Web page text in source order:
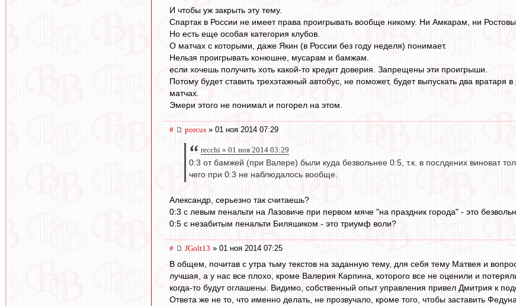
И чтобы уж закрыть эту тему.
Спартак в России не имеет права проигрывать вообще никому. Ни Амкарам, ни
Но есть еще особая категория клубов.
О матчах с которыми, даже Якин (в России без году неделя) понимает.
Нельзя проигрывать конюшне, мусарам и бамжам.
если хочешь получить хоть какой-то кредит доверия. Запрещены эти проигрыши.
Потому будет ставить трехэтажный автобус, не поможет, будет выпускать два
матчах.
Эмери этого не понимал и погорел на этом.
# porcus » 01 ноя 2014 07:29
recchi » 01 ноя 2014 03:29
0:3 от бамжей (при Валере) были куда безвольнее 0:5, т.к. в послдених виноват
чего при 0:3 не наблюдалось вообще.
Александр, серьезно так считаешь?
0:3 с левым пенальти на Лазовиче при первом мяче "на праздник города" - это
0:5 с незабитым пенальти Биляшиком - это триумф воли?
# JGolt13 » 01 ноя 2014 07:25
В общем, почитав с утра тьму текстов на заданную тему, для себя тему Матвея и
лучшая, а у нас все плохо, кроме Валерия Карпина, которого все не оценили и
когда-то будут оглашены. Видимо, собственный опыт управления привел Дмитрия к
Ответа же не то, что именно делать, не прозвучало, кроме того, чтобы заставить